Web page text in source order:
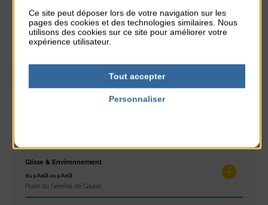
Réveil musculaire
du 3 Août au 7 Août
Plage du passous
Glisse & Environnement
du 9 Août au 9 Août
Place du Général de Gaulle
Ce site peut déposer lors de votre navigation sur les
pages des cookies et des technologies similaires. Nous
utilisons des cookies sur ce site pour améliorer votre
expérience utilisateur.
Tout accepter
Personnaliser